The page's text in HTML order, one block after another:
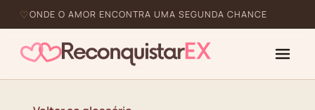
ONDE O AMOR ENCONTRA UMA SEGUNDA CHANCE